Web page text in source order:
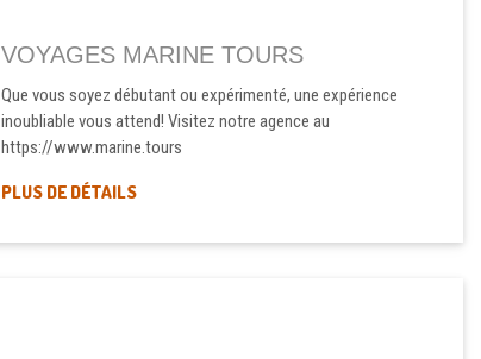
VOYAGES MARINE TOURS
Que vous soyez débutant ou expérimenté, une expérience
inoubliable vous attend! Visitez notre agence au
https://www.marine.tours
PLUS DE DÉTAILS